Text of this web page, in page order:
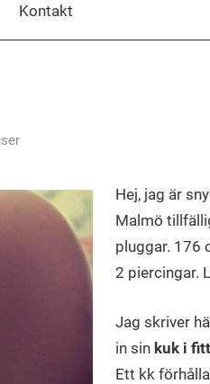
Kontakt
Hej, jag är
Malmö
pluggar. 176
2 piercingar.
Jag skriver
in sin kuk i
Ett kk